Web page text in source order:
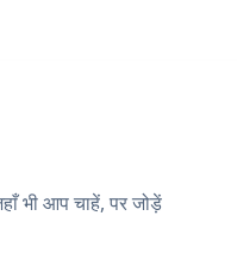
भी आप चाहें, पर जोड़ें